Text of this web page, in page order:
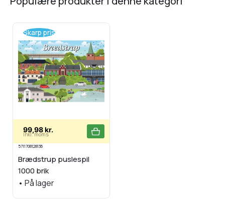
Skarp pris
99,98 kr.
Inkl. moms
5711708128136
Brædstrup puslespil
1000 brik
• På lager